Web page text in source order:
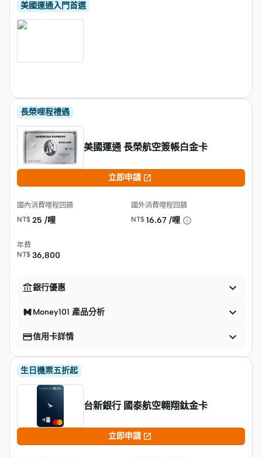
美國運通入門首選
長榮哩程禮遇
美國運通 長榮航空簽帳白金卡
立即申請 
國內消費哩程回饋
NT$ 25 /哩
國外消費哩程回饋
NT$ 16.67 /哩
年費
NT$ 36,800
銀行優惠 
Money101 產品分析 
信用卡詳情 
生日機票五折起
台新銀行 國泰航空翱翔鈦金卡
立即申請 